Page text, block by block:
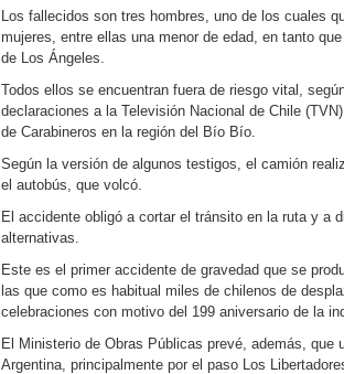
Los fallecidos son tres hombres, uno de los cuales
mujeres, entre ellas una menor de edad, en tanto
de Los Ángeles.
Todos ellos se encuentran fuera de riesgo vital,
declaraciones a la Televisión Nacional de Chile
de Carabineros en la región del Bío Bío.
Según la versión de algunos testigos, el camión
el autobús, que volcó.
El accidente obligó a cortar el tránsito en la ruta y a
alternativas.
Este es el primer accidente de gravedad que se
las que como es habitual miles de chilenos de
celebraciones con motivo del 199 aniversario de la
El Ministerio de Obras Públicas prevé, además,
Argentina, principalmente por el paso Los